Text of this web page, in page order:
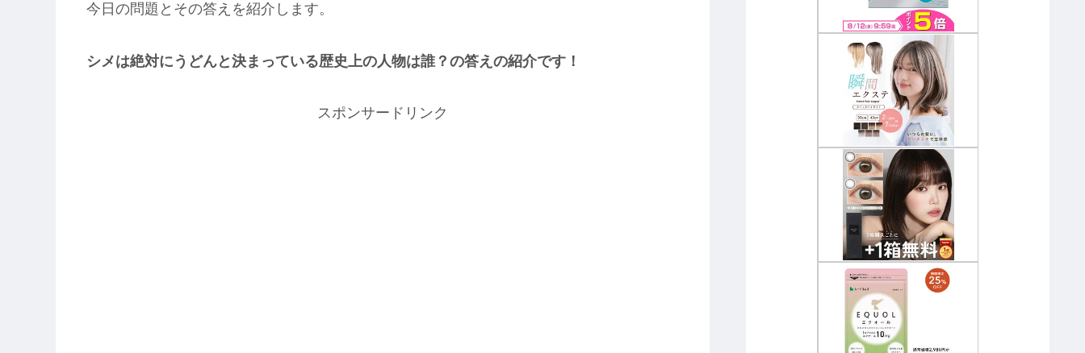
今日の問題とその答えを紹介します。
シメは絶対にうどんと決まっている歴史上の人物は誰？の答えの紹介です！
スポンサードリンク